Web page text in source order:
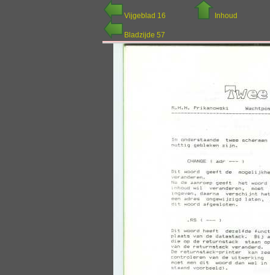
Vijgeblad 16 Inhoud
Bladzijde 57